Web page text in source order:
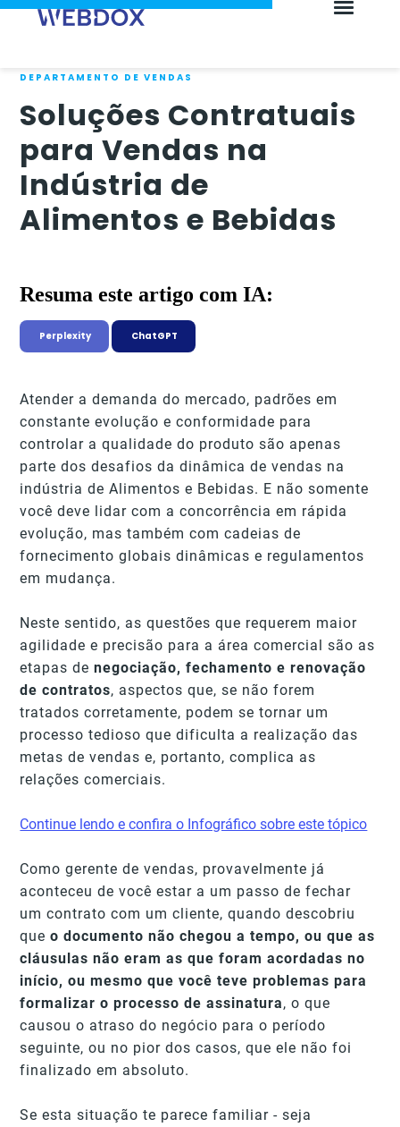
DEPARTAMENTO DE VENDAS
Soluções Contratuais
para Vendas na
Indústria de
Alimentos e Bebidas
Resuma este artigo com IA:
Perplexity ChatGPT
Atender a demanda do mercado, padrões em
constante evolução e conformidade para
controlar a qualidade do produto são apenas
parte dos desafios da dinâmica de vendas na
indústria de Alimentos e Bebidas. E não somente
você deve lidar com a concorrência em rápida
evolução, mas também com cadeias de
fornecimento globais dinâmicas e regulamentos
em mudança.
Neste sentido, as questões que requerem maior
agilidade e precisão para a área comercial são as
etapas denegociação, fechamento e renovação
de contratos, aspectos que, se não forem
tratados corretamente, podem se tornar um
processo tedioso que dificulta a realização das
metas de vendas e, portanto, complica as
relações comerciais.
Continue lendo e confira o Infográfico sobre este tópico
Como gerente de vendas, provavelmente já
aconteceu de você estar a um passo de fechar
um contrato com um cliente, quando descobriu
queo documento não chegou a tempo, ou que as
cláusulas não eram as que foram acordadas no
início, ou mesmo que você teve problemas para
formalizar o processo de assinatura, o que
causou o atraso do negócio para o período
seguinte, ou no pior dos casos, que ele não foi
finalizado em absoluto.
Se esta situação te parece familiar - seja